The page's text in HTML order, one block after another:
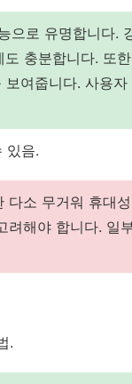
으로 유명합니다.
충분합니다. 또
여줍니다. 사용
있음.
소 무거워 휴대
해야 합니다. 일
.